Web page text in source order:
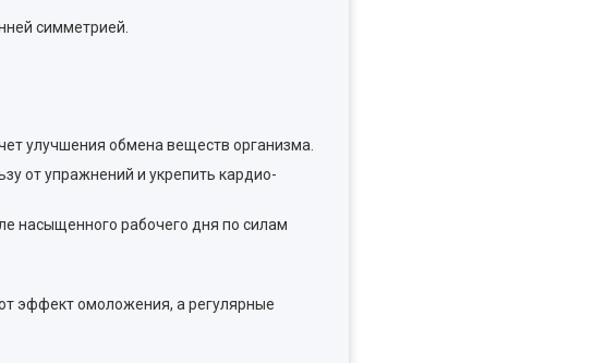
симметрией.
улучшения обмена веществ организма.
от упражнений и укрепить кардио-
насыщенного рабочего дня по силам
эффект омоложения, а регулярные